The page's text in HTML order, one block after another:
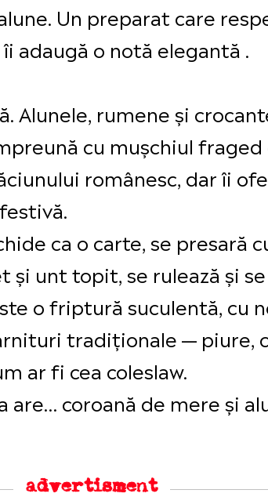
Un preparat care
adaugă o notă elegantă .
Alunele, rumene și
cu mușchiul
românesc, dar îi
ca o carte, se presară
unt topit, se rulează și
o friptură suculentă, cu
tradiționale —
ar fi cea coleslaw.
are… coroană de mere și
advertisment